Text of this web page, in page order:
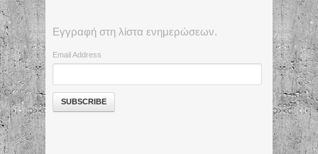
Εγγραφή στη λίστα ενημερώσεων.
Email Address